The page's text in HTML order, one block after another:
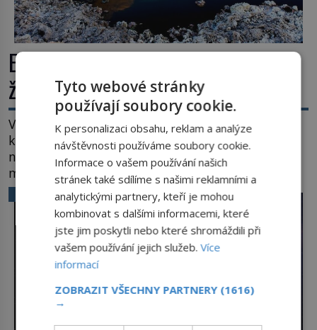
Extrémní podmínky na Zemi: Kde
život přežívá navzdory všemu
Vroucí voda, mráz hluboko pod bodem mrazu,
kyseliny, smrtící tlak i pouště, kde celé roky
nespadne jediná kapka deště. Na první pohled
místa, kde nemůže existovat vůbec nic. Přesto
právě tady vědci objevují organismy, které
posouvají hranice života. Každý nový nález mění
naše představy o tom, co všechno dokáže příroda a
napovídá, kde bychom jednou […]
VĚDA A TECHNIKA
Tyto webové stránky
používají soubory cookie.
K personalizaci obsahu, reklam a analýze
návštěvnosti používáme soubory cookie.
Informace o vašem používání našich
stránek také sdílíme s našimi reklamními a
analytickými partnery, kteří je mohou
kombinovat s dalšími informacemi, které
jste jim poskytli nebo které shromáždili při
vašem používání jejich služeb.Více
informací
ZOBRAZIT VŠECHNY PARTNERY (1616)
→